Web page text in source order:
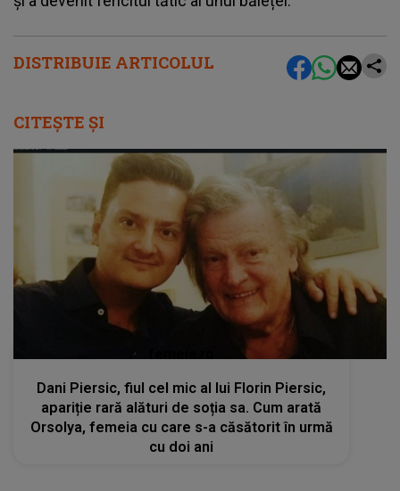
DISTRIBUIE ARTICOLUL
CITEȘTE ȘI
Dani Piersic, fiul cel mic al lui Florin Piersic,
apariție rară alături de soția sa. Cum arată
Orsolya, femeia cu care s-a căsătorit în urmă
cu doi ani